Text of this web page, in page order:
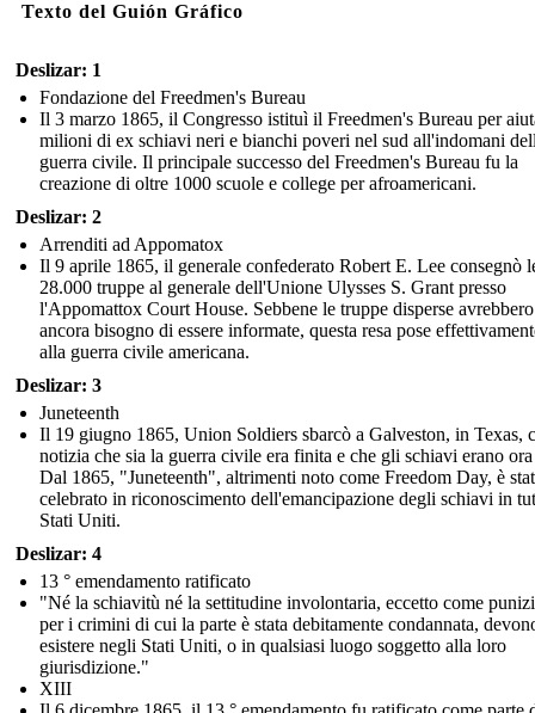
Texto del Guión Gráfico
Deslizar: 1
Fondazione del Freedmen's Bureau
Il 3 marzo 1865, il Congresso istituì il Freedmen's Bureau per
milioni di ex schiavi neri e bianchi poveri nel sud all'indomani
guerra civile. Il principale successo del Freedmen's Bureau fu la
creazione di oltre 1000 scuole e college per afroamericani.
Deslizar: 2
Arrenditi ad Appomatox
Il 9 aprile 1865, il generale confederato Robert E. Lee consegnò
28.000 truppe al generale dell'Unione Ulysses S. Grant presso
l'Appomattox Court House. Sebbene le truppe disperse avrebbero
ancora bisogno di essere informate, questa resa pose
alla guerra civile americana.
Deslizar: 3
Juneteenth
Il 19 giugno 1865, Union Soldiers sbarcò a Galveston, in Texas,
notizia che sia la guerra civile era finita e che gli schiavi erano
Dal 1865, "Juneteenth", altrimenti noto come Freedom Day, è
celebrato in riconoscimento dell'emancipazione degli schiavi in
Stati Uniti.
Deslizar: 4
13 ° emendamento ratificato
"Né la schiavitù né la settitudine involontaria, eccetto come
per i crimini di cui la parte è stata debitamente condannata,
esistere negli Stati Uniti, o in qualsiasi luogo soggetto alla loro
giurisdizione."
XIII